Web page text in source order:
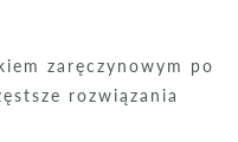
zaręczynowym po
rozwiązania